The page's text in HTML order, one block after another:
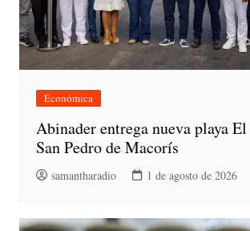
Económica
Abinader entrega nueva playa
San Pedro de Macorís
samantharadio 1 de agosto de 2026